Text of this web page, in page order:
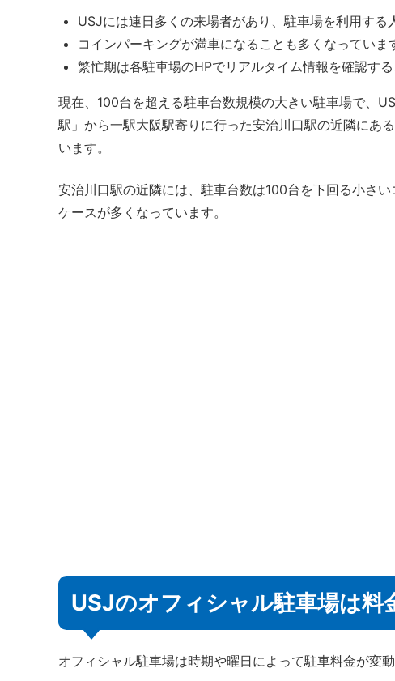
USJには連日多くの来場者があり、駐車場を利用する
コインパーキングが満車になることも多くなっていま
繁忙期は各駐車場のHPでリアルタイム情報を確認す
現在、100台を超える駐車台数規模の大きい駐車場で、
駅」から一駅大阪駅寄りに行った安治川口駅の近隣にあ
います。
安治川口駅の近隣には、駐車台数は100台を下回る小さ
ケースが多くなっています。
USJのオフィシャル駐車場は料
オフィシャル駐車場は時期や曜日によって駐車料金が変